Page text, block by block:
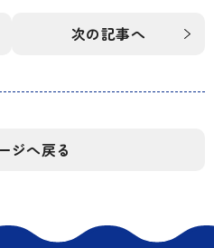
次の記事へ
ジへ戻る